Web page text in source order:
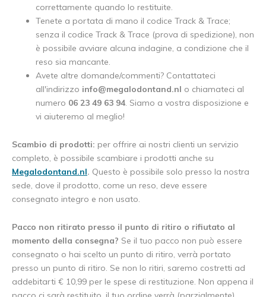
correttamente quando lo restituite.
Tenete a portata di mano il codice Track & Trace;
senza il codice Track & Trace (prova di spedizione), non
è possibile avviare alcuna indagine, a condizione che il
reso sia mancante.
Avete altre domande/commenti? Contattateci
all'indirizzo info@megalodontand.nl o chiamateci al
numero 06 23 49 63 94. Siamo a vostra disposizione e
vi aiuteremo al meglio!
Scambio di prodotti: per offrire ai nostri clienti un servizio
completo, è possibile scambiare i prodotti anche su
Megalodontand.nl. Questo è possibile solo presso la nostra
sede, dove il prodotto, come un reso, deve essere
consegnato integro e non usato.
Pacco non ritirato presso il punto di ritiro o rifiutato al
momento della consegna? Se il tuo pacco non può essere
consegnato o hai scelto un punto di ritiro, verrà portato
presso un punto di ritiro. Se non lo ritiri, saremo costretti ad
addebitarti € 10,99 per le spese di restituzione. Non appena il